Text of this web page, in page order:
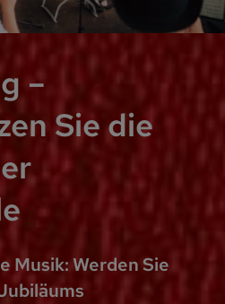
–
Sie die
Musik: Werden Sie